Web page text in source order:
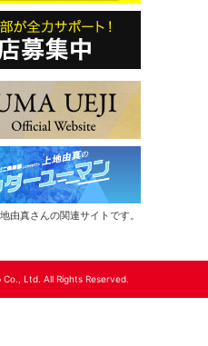
由真さんの関連サイトです。
Ltd. All Rights Reserved.